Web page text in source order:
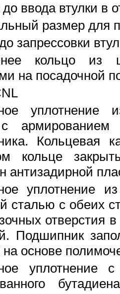
ввода втулки в
размер для
запрессовки
кольцо из
на посадочной
уплотнение
Кольцевая
кольце
антизадирной
уплотнение
сталью с обеих
отверстия
Подшипник
на основе
уплотнение